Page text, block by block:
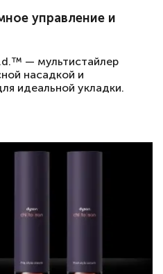
управление и
— мультистайлер
насадкой и
идеальной укладки.